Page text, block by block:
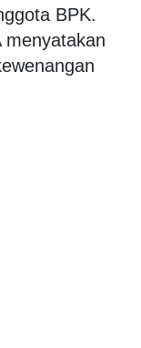
BPK.
menyatakan